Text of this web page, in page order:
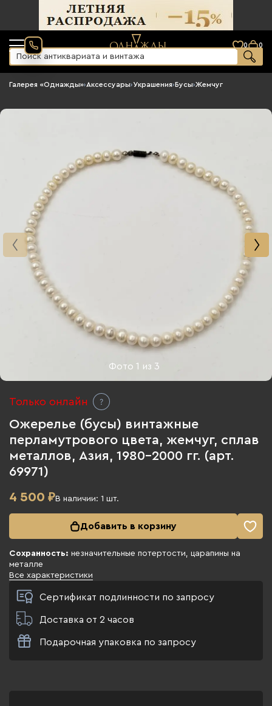
0 0
Галерея «Однажды»›Аксессуары›Украшения›Бусы›Жемчуг
Фото1 из 3
Только онлайн
Ожерелье (бусы) винтажные
перламутрового цвета, жемчуг, сплав
металлов, Азия, 1980-2000 гг. (арт.
69971)
4 500 ₽В наличии: 1 шт.
Добавить в корзину
Сохранность: незначительные потертости, царапины на
металле
Все характеристики
Сертификат подлинности по запросу
Доставка от 2 часов
Подарочная упаковка по запросу